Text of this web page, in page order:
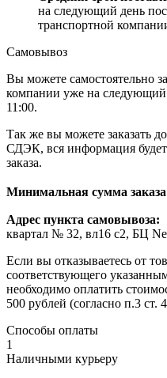
на следующий день
транспортной
Самовывоз
Вы можете самостоятельно
компании уже на следующий
11:00.
Так же вы можете заказать
СДЭК, вся информация
заказа.
Минимальная сумма
Адрес пункта самовывоза:
квартал № 32, вл16 с2, БЦ
Если вы отказываетесь от
соответствующего
необходимо оплатить
500 рублей (согласно п.3
Способы оплаты
1
Наличными курьеру